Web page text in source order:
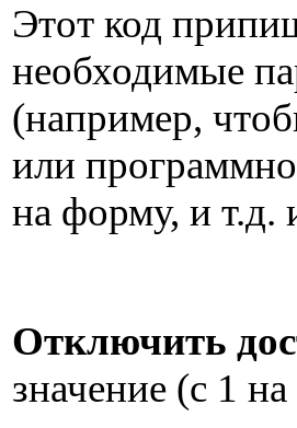
Этот код
необходимые
(например,
или
на форму, и т.д.
Отключить
значение (с 1